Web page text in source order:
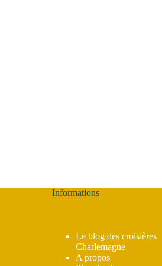
Informations
Le blog des croisières
Charlemagne
A propos